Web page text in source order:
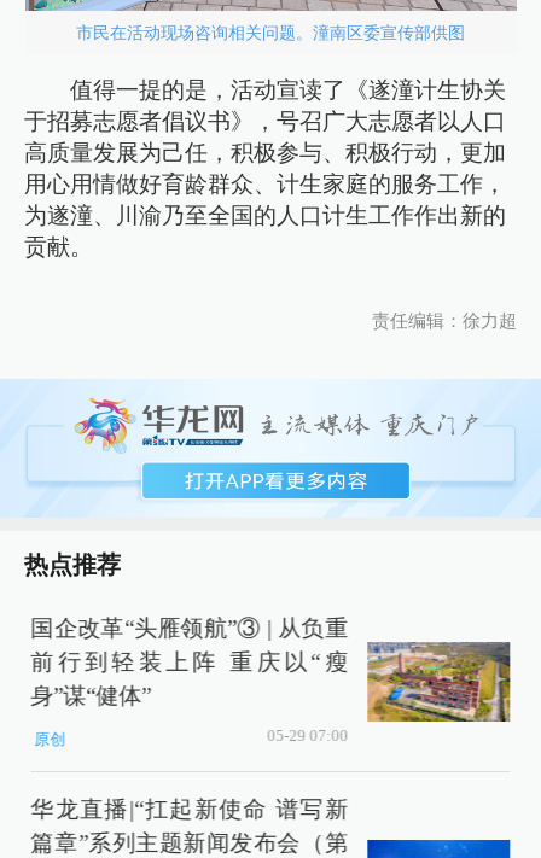
市民在活动现场咨询相关问题。潼南区委宣传部供图
值得一提的是，活动宣读了《遂潼计生协关
于招募志愿者倡议书》，号召广大志愿者以人口
高质量发展为己任，积极参与、积极行动，更加
用心用情做好育龄群众、计生家庭的服务工作，
为遂潼、川渝乃至全国的人口计生工作作出新的
贡献。
责任编辑：徐力超
热点推荐
国企改革“头雁领航”③ | 从负重
前行到轻装上阵 重庆以“瘦
身”谋“健体”
原创 05-29 07:00
华龙直播|“扛起新使命 谱写新
篇章”系列主题新闻发布会（第